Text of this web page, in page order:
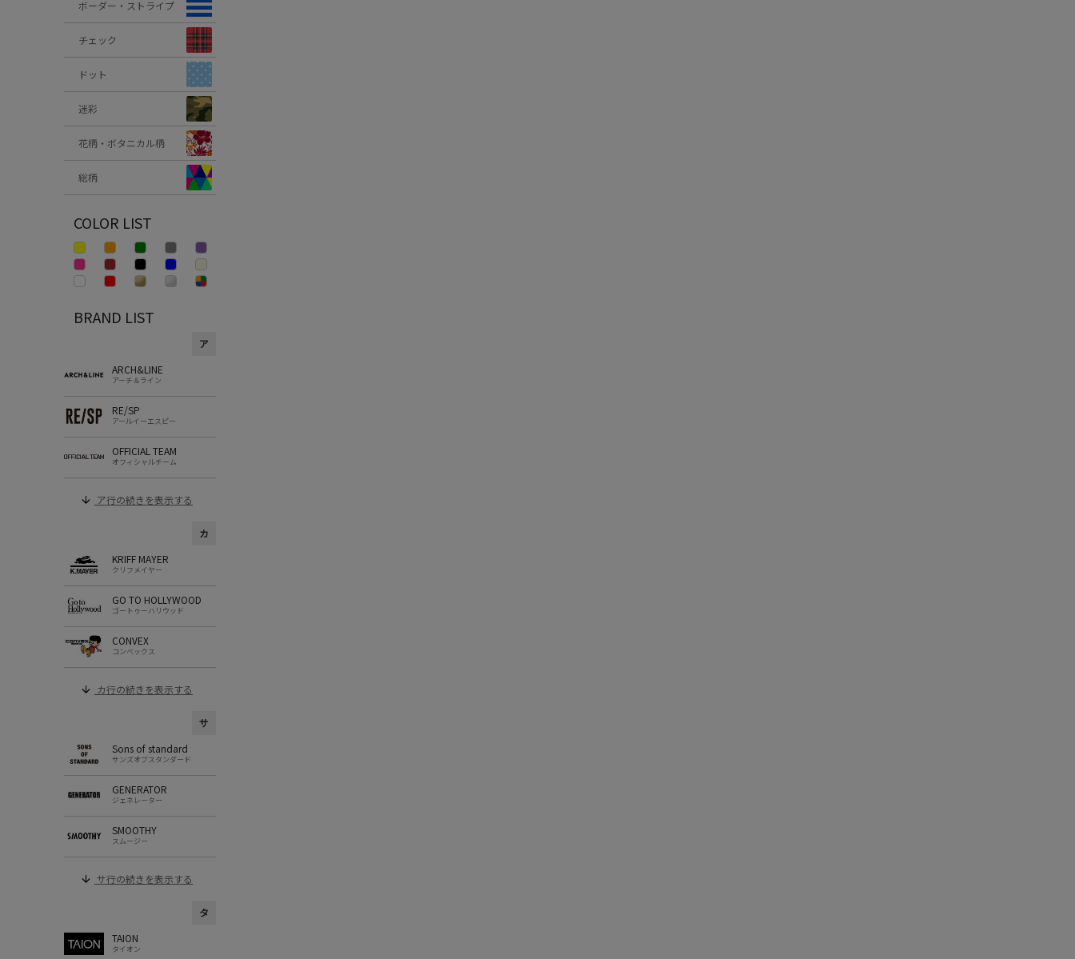
ボーダー・ストライプ
チェック
ドット
迷彩
花柄・ボタニカル柄
総柄
COLOR LIST
BRAND LIST
ア
ARCH&LINE
アーチ＆ライン
RE/SP
アールイーエスピー
OFFICIAL TEAM
オフィシャルチーム
ア行の続きを表示する
カ
KRIFF MAYER
クリフメイヤー
GO TO HOLLYWOOD
ゴートゥーハリウッド
CONVEX
コンベックス
カ行の続きを表示する
サ
Sons of standard
サンズオブスタンダード
GENERATOR
ジェネレーター
SMOOTHY
スムージー
サ行の続きを表示する
タ
TAION
タイオン